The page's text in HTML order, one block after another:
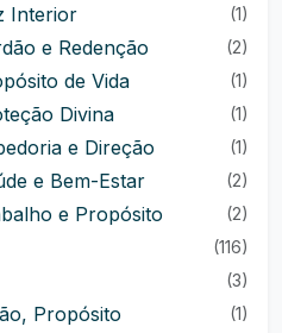
Interior (1)
e Redenção (2)
de Vida (1)
Divina (1)
e Direção (1)
e Bem-Estar (2)
e Propósito (2)
(116)
(3)
Propósito (1)